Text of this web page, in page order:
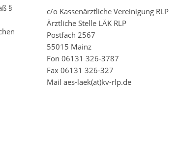
§
c/o Kassenärztliche Vereinigung RLP
Ärztliche Stelle LÄK RLP
Postfach 2567
55015 Mainz
Fon 06131 326-3787
Fax 06131 326-327
Mail aes-laek(at)kv-rlp.de